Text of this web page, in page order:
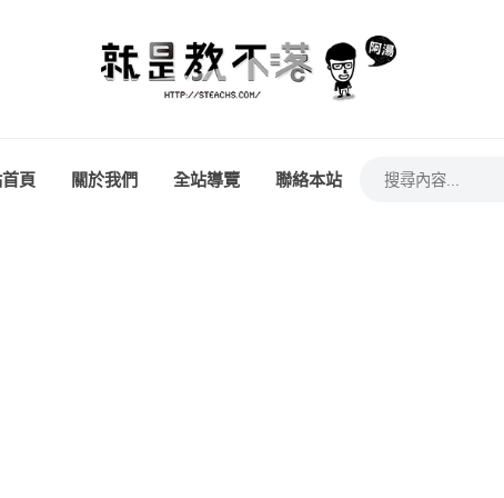
頁 關於我們 全站導覽 聯絡本站